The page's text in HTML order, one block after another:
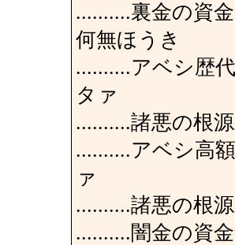
..........裏金の資
何無ほうき
..........アベシ歴
タァ
..........諸悪の根
..........アベシ高
ァ
..........諸悪の根
..........闇金の資